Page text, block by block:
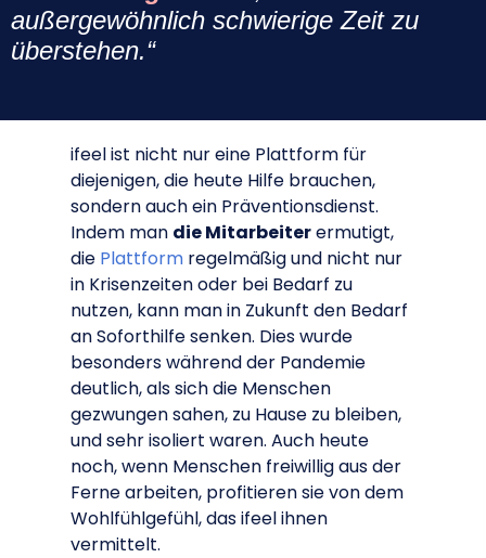
außergewöhnlich schwierige Zeit zu
überstehen.“
ifeel ist nicht nur eine Plattform für
diejenigen, die heute Hilfe brauchen,
sondern auch ein Präventionsdienst.
Indem man die Mitarbeiterermutigt,
die Plattform regelmäßig und nicht nur
in Krisenzeiten oder bei Bedarf zu
nutzen, kann man in Zukunft den Bedarf
an Soforthilfe senken. Dies wurde
besonders während der Pandemie
deutlich, als sich die Menschen
gezwungen sahen, zu Hause zu bleiben,
und sehr isoliert waren. Auch heute
noch, wenn Menschen freiwillig aus der
Ferne arbeiten, profitieren sie von dem
Wohlfühlgefühl, das ifeel ihnen
vermittelt.